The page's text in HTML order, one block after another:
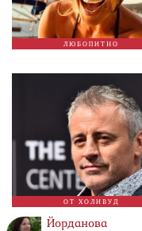
ЛЮБОПИТНО
ОТ ХОЛИВУД
Йорданова